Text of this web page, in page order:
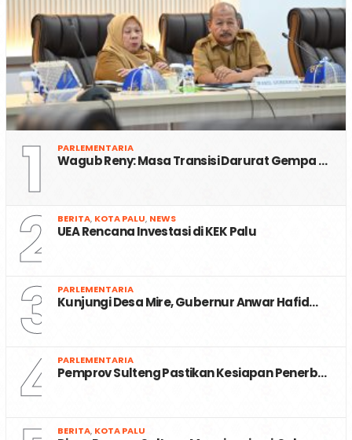
1 PARLEMENTARIA
Wagub Reny: Masa Transisi Darurat Gempa …
2 BERITA, KOTA PALU, NEWS
UEA Rencana Investasi di KEK Palu
3 PARLEMENTARIA
Kunjungi Desa Mire, Gubernur Anwar Hafid…
4 PARLEMENTARIA
Pemprov Sulteng Pastikan Kesiapan Penerb…
BERITA, KOTA PALU